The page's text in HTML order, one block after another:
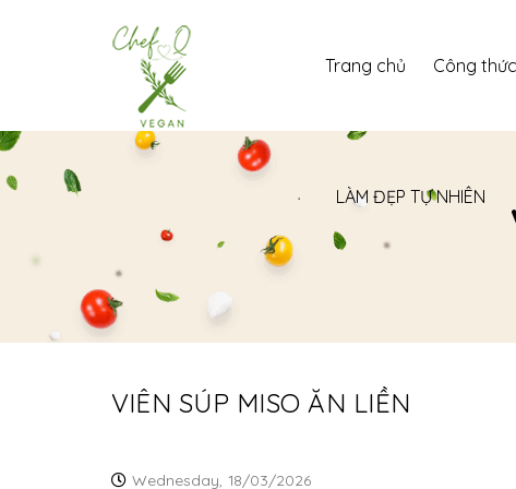
Trang chủ Công thức
LÀM ĐẸP TỰ NHIÊN
VIÊN SÚP MISO ĂN LIỀN
Wednesday, 18/03/2026